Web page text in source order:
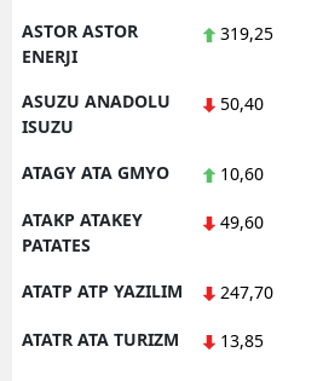
ASTOR ASTOR
ENERJI
319,25
ASUZU ANADOLU
ISUZU
50,40
ATAGY ATA GMYO 10,60
ATAKP ATAKEY
PATATES
49,60
ATATP ATP YAZILIM 247,70
ATATR ATA TURIZM 13,85